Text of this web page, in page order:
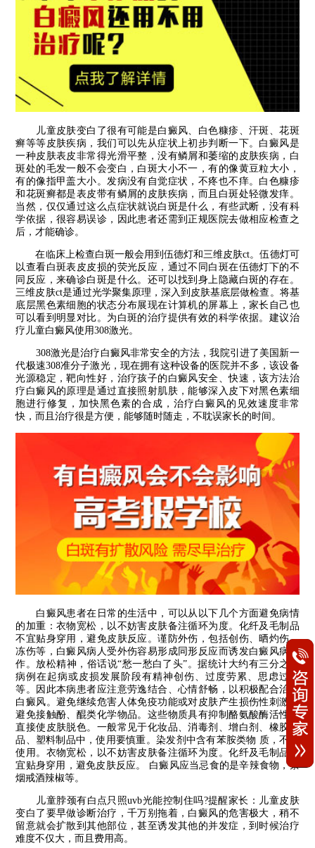
儿童皮肤变白了很有可能是白癜风、白色糠疹、汗斑、花斑
癣等等皮肤疾病，我们可以先从症状上初步判断一下。白癜风是
一种皮肤表皮非常得光滑平整，没有鳞屑和萎缩的皮肤疾病，白
斑处的毛发一般不会变白，白斑大小不一，有的像黄豆粒大小，
有的像指甲盖大小。发病没有自觉症状，不疼也不痒。白色糠疹
和花斑癣都是表皮带有鳞屑的皮肤疾病，而且白斑处轻微发痒。
当然，仅仅通过这么点症状就说白斑是什么，有些武断，没有科
学依据，很容易误诊，因此患者还需到正规医院去做相应检查之
后，才能确诊。
在临床上检查白斑一般会用到伍德灯和三维皮肤ct。伍德灯可
以查看白斑表皮皮损的荧光反应，通过不同白斑在伍德灯下的不
同反应，来确诊白斑是什么。还可以找到身上隐藏白斑的存在。
三维皮肤ct是通过光学聚集原理，深入到皮肤基底层做检查。将基
底层黑色素细胞的状态分布展现在计算机的屏幕上，家长自己也
可以看到明显对比。为白斑的治疗提供有效的科学依据。建议治
疗儿童白癜风使用308激光。
308激光是治疗白癜风非常安全的方法，我院引进了美国新一
代极速308准分子激光，现在拥有这种设备的医院并不多，该设备
光源稳定，靶向性好，治疗孩子的白癜风安全、快速，该方法治
疗白癜风的原理是通过直接照射肌肤，能够深入皮下对黑色素细
胞进行修复，加快黑色素的合成，治疗白癜风的见效速度非常
快，而且治疗很是方便，能够随时随走，不耽误家长的时间。
白癜风患者在日常的生活中，可以从以下几个方面避免病情
的加重：衣物宽松，以不妨害皮肤备注循环为度。化纤及毛制品
不宜贴身穿用，避免皮肤反应。谨防外伤，包括创伤、晒灼伤、
冻伤等，白癜风病人受外伤容易形成同形反应而诱发白癜风病发
作。放松精神，俗话说“愁一愁白了头”。据统计大约有三分之二
病例在起病或皮损发展阶段有精神创伤、过度劳累、思虑过度
等。因此本病患者应注意劳逸结合、心情舒畅，以积极配合治疗
白癜风。避免继续危害人体免疫功能或对皮肤产生损伤性刺激。
避免接触酚、醌类化学物品。这些物质具有抑制酪氨酸酶活性并
直接使皮肤脱色。一般常见于化妆品、消毒剂、增白剂、橡胶制
品、塑料制品中，使用要慎重。染发剂中含有苯胺类物 质，不宜
使用。衣物宽松，以不妨害皮肤备注循环为度。化纤及毛制品不
宜贴身穿用，避免皮肤反应。 白癜风应当忌食的是辛辣食物，禁
烟戒酒辣椒等。
儿童脖颈有白点只照uvb光能控制住吗?提醒家长：儿童皮肤
变白了要早做诊断治疗，千万别拖着，白癜风的危害极大，稍不
留意就会扩散到其他部位，甚至诱发其他的并发症，到时候治疗
难度不仅大，而且费用高。